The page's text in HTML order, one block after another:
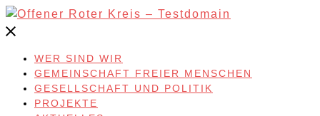
Skip
to
WER SIND WIR
GEMEINSCHAFT FREIER MENSCHEN
GESELLSCHAFT UND POLITIK
PROJEKTE